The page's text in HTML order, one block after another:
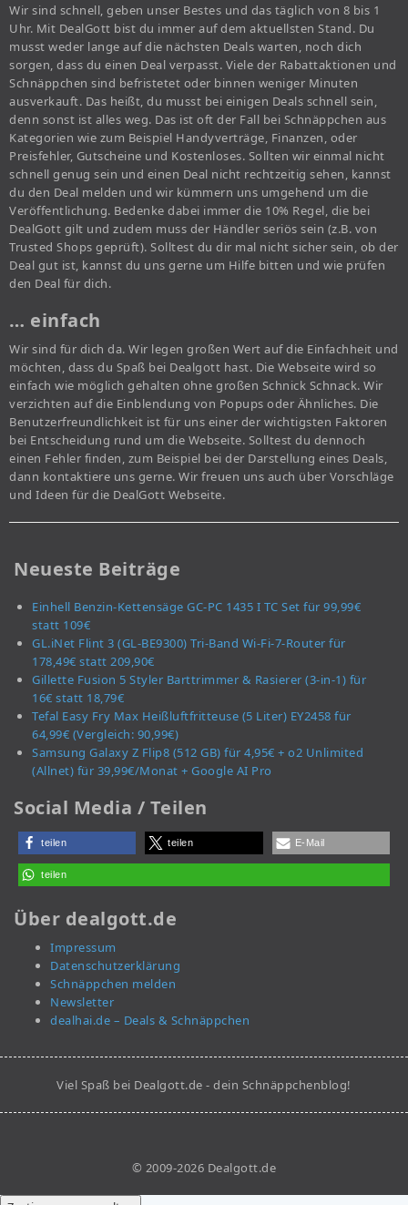
Wir sind schnell, geben unser Bestes und das täglich von 8 bis 1
Uhr. Mit DealGott bist du immer auf dem aktuellsten Stand. Du
musst weder lange auf die nächsten Deals warten, noch dich
sorgen, dass du einen Deal verpasst. Viele der Rabattaktionen und
Schnäppchen sind befristetet oder binnen weniger Minuten
ausverkauft. Das heißt, du musst bei einigen Deals schnell sein,
denn sonst ist alles weg. Das ist oft der Fall bei Schnäppchen aus
Kategorien wie zum Beispiel Handyverträge, Finanzen, oder
Preisfehler, Gutscheine und Kostenloses. Sollten wir einmal nicht
schnell genug sein und einen Deal nicht rechtzeitig sehen, kannst
du den Deal melden und wir kümmern uns umgehend um die
Veröffentlichung. Bedenke dabei immer die 10% Regel, die bei
DealGott gilt und zudem muss der Händler seriös sein (z.B. von
Trusted Shops geprüft). Solltest du dir mal nicht sicher sein, ob der
Deal gut ist, kannst du uns gerne um Hilfe bitten und wie prüfen
den Deal für dich.
… einfach
Wir sind für dich da. Wir legen großen Wert auf die Einfachheit und
möchten, dass du Spaß bei Dealgott hast. Die Webseite wird so
einfach wie möglich gehalten ohne großen Schnick Schnack. Wir
verzichten auf die Einblendung von Popups oder Ähnliches. Die
Benutzerfreundlichkeit ist für uns einer der wichtigsten Faktoren
bei Entscheidung rund um die Webseite. Solltest du dennoch
einen Fehler finden, zum Beispiel bei der Darstellung eines Deals,
dann kontaktiere uns gerne. Wir freuen uns auch über Vorschläge
und Ideen für die DealGott Webseite.
Neueste Beiträge
Einhell Benzin-Kettensäge GC-PC 1435 I TC Set für 99,99€
statt 109€
GL.iNet Flint 3 (GL-BE9300) Tri-Band Wi-Fi-7-Router für
178,49€ statt 209,90€
Gillette Fusion 5 Styler Barttrimmer & Rasierer (3-in-1) für
16€ statt 18,79€
Tefal Easy Fry Max Heißluftfritteuse (5 Liter) EY2458 für
64,99€ (Vergleich: 90,99€)
Samsung Galaxy Z Flip8 (512 GB) für 4,95€ + o2 Unlimited
(Allnet) für 39,99€/Monat + Google AI Pro
Social Media / Teilen
teilen teilen E-Mail
teilen
Über dealgott.de
Impressum
Datenschutzerklärung
Schnäppchen melden
Newsletter
dealhai.de – Deals & Schnäppchen
Viel Spaß bei Dealgott.de - dein Schnäppchenblog!
© 2009-2026 Dealgott.de